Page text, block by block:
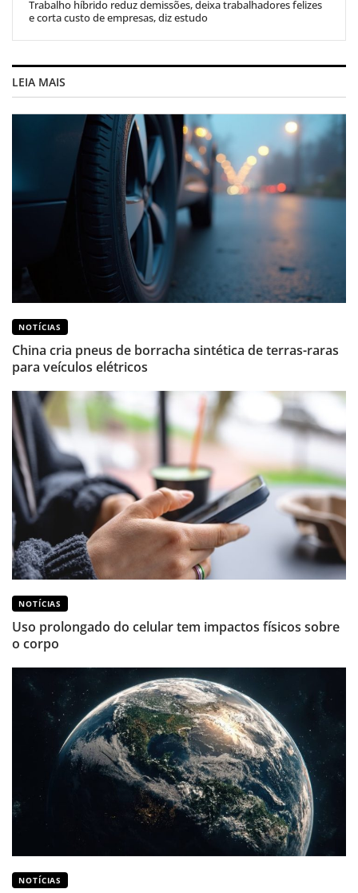
Trabalho híbrido reduz demissões, deixa trabalhadores felizes
e corta custo de empresas, diz estudo
LEIA MAIS
NOTÍCIAS
China cria pneus de borracha sintética de terras-raras
para veículos elétricos
NOTÍCIAS
Uso prolongado do celular tem impactos físicos sobre
o corpo
NOTÍCIAS